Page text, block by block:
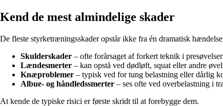
Kend de mest almindelige skader
De fleste styrketræningsskader opstår ikke fra én dramatisk
Skulderskader – ofte forårsaget af forkert teknik i
Lændesmerter – kan opstå ved dødløft, squat eller andre
Knæproblemer – typisk ved for tung belastning eller dårlig
Albue- og håndledssmerter – ses ofte ved overbelastning i
At kende de typiske risici er første skridt til at forebygge dem.